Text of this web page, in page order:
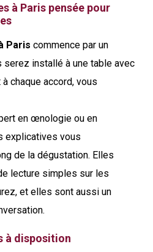
à Paris pensée pour
Paris commence par un
serez installé à une table avec
chaque accord, vous
en œnologie ou en
explicatives vous
de la dégustation. Elles
lecture simples sur les
et elles sont aussi un
à disposition